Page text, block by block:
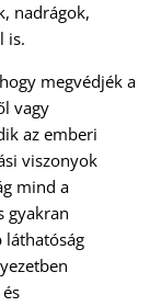
nadrágok,
is.
megvédjék a
vagy
az emberi
viszonyok
mind a
gyakran
láthatóság